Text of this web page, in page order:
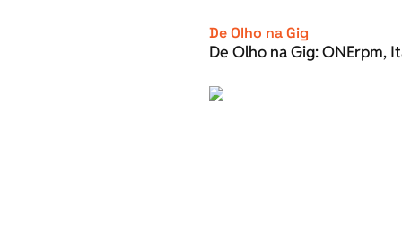
De Olho na Gig
De Olho na Gig: ONErpm,